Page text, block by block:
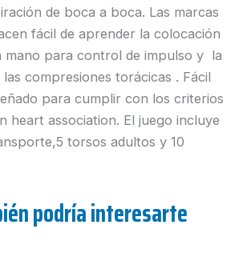
de boca a boca. Las marcas
fácil de aprender la colocación
mano para control de impulso y la
las compresiones torácicas . Fácil
para cumplir con los criterios
heart association. El juego incluye
torsos adultos y 10
podría interesarte